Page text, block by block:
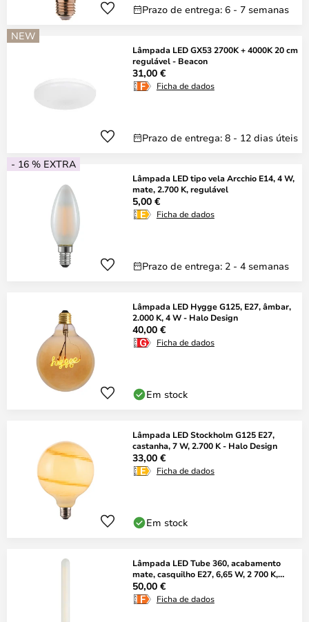
Prazo de entrega: 6 - 7 semanas
NEW
Lâmpada LED GX53 2700K + 4000K 20 cm
regulável - Beacon
31,00 €
Ficha de dados
Prazo de entrega: 8 - 12 dias úteis
- 16 % EXTRA
Lâmpada LED tipo vela Arcchio E14, 4 W,
mate, 2.700 K, regulável
5,00 €
Ficha de dados
Prazo de entrega: 2 - 4 semanas
Lâmpada LED Hygge G125, E27, âmbar,
2.000 K, 4 W - Halo Design
40,00 €
Ficha de dados
Em stock
Lâmpada LED Stockholm G125 E27,
castanha, 7 W, 2.700 K - Halo Design
33,00 €
Ficha de dados
Em stock
Lâmpada LED Tube 360, acabamento
mate, casquilho E27, 6,65 W, 2 700 K,
regulável
50,00 €
Ficha de dados